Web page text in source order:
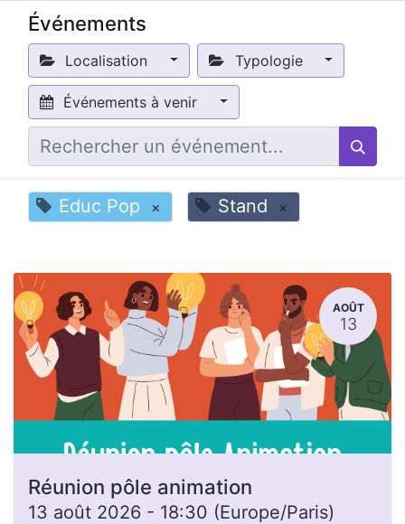
Événements
Localisation Typologie
Événements à venir
Educ Pop × Stand ×
AOÛT
13
Réunion pôle animation
13 août 2026 - 18:30 (Europe/Paris)